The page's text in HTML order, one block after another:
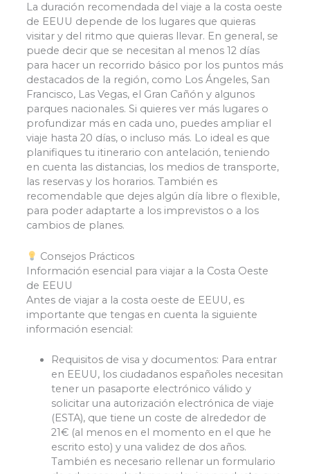
La duración recomendada del viaje a la costa oeste
de EEUU depende de los lugares que quieras
visitar y del ritmo que quieras llevar. En general, se
puede decir que se necesitan al menos 12 días
para hacer un recorrido básico por los puntos más
destacados de la región, como Los Ángeles, San
Francisco, Las Vegas, el Gran Cañón y algunos
parques nacionales. Si quieres ver más lugares o
profundizar más en cada uno, puedes ampliar el
viaje hasta 20 días, o incluso más. Lo ideal es que
planifiques tu itinerario con antelación, teniendo
en cuenta las distancias, los medios de transporte,
las reservas y los horarios. También es
recomendable que dejes algún día libre o flexible,
para poder adaptarte a los imprevistos o a los
cambios de planes.
Consejos Prácticos
Información esencial para viajar a la Costa Oeste
de EEUU
Antes de viajar a la costa oeste de EEUU, es
importante que tengas en cuenta la siguiente
información esencial:
Requisitos de visa y documentos: Para entrar
en EEUU, los ciudadanos españoles necesitan
tener un pasaporte electrónico válido y
solicitar una autorización electrónica de viaje
(ESTA), que tiene un coste de alrededor de
21€ (al menos en el momento en el que he
escrito esto) y una validez de dos años.
También es necesario rellenar un formulario